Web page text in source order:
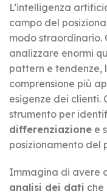
L’intelligenza
campo del
modo straordinario.
analizzare enormi
pattern e tendenze,
comprensione più
esigenze dei clienti.
strumento per
differenziazione e
posizionamento
Immagina di avere
analisi dei dati